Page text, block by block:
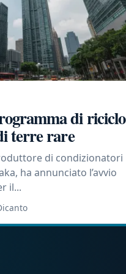
di riciclo
terre rare
di condizionatori
ha annunciato l’avvio
il...